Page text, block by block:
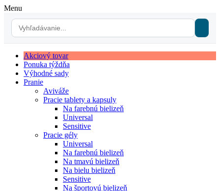
Menu
Akciový tovar
Ponuka týždňa
Výhodné sady
Pranie
Aviváže
Pracie tablety a kapsuly
Na farebnú bielizeň
Universal
Sensitive
Pracie gély
Universal
Na farebnú bielizeň
Na tmavú bielizeň
Na bielu bielizeň
Sensitive
Na športovú bielizeň